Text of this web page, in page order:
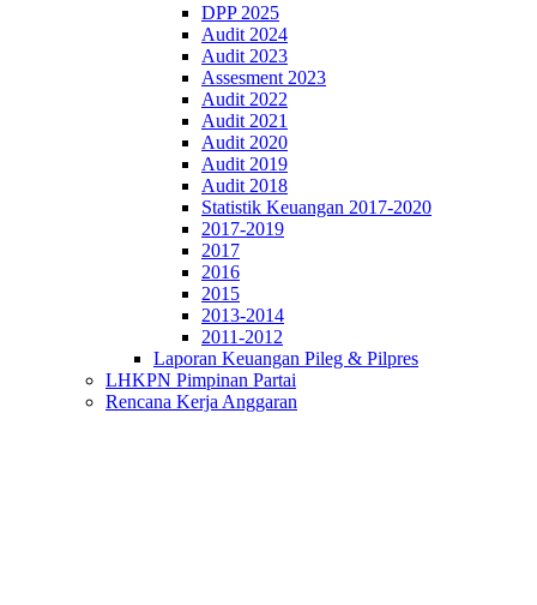
DPP 2025
Audit 2024
Audit 2023
Assesment 2023
Audit 2022
Audit 2021
Audit 2020
Audit 2019
Audit 2018
Statistik Keuangan 2017-2020
2017-2019
2017
2016
2015
2013-2014
2011-2012
Laporan Keuangan Pileg & Pilpres
LHKPN Pimpinan Partai
Rencana Kerja Anggaran